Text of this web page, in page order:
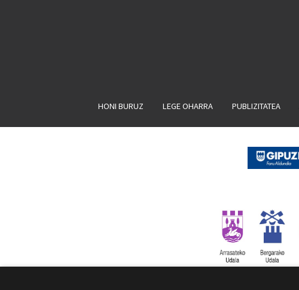
HONI BURUZ LEGE OHARRA PUBLIZITATEA